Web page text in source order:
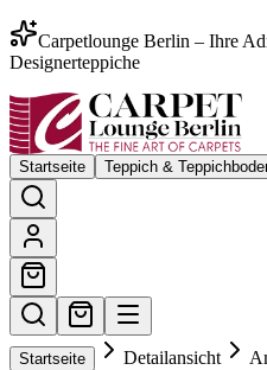
Carpetlounge Berlin – Ihre
Designerteppiche
Startseite Teppich &
Startseite Detailansicht